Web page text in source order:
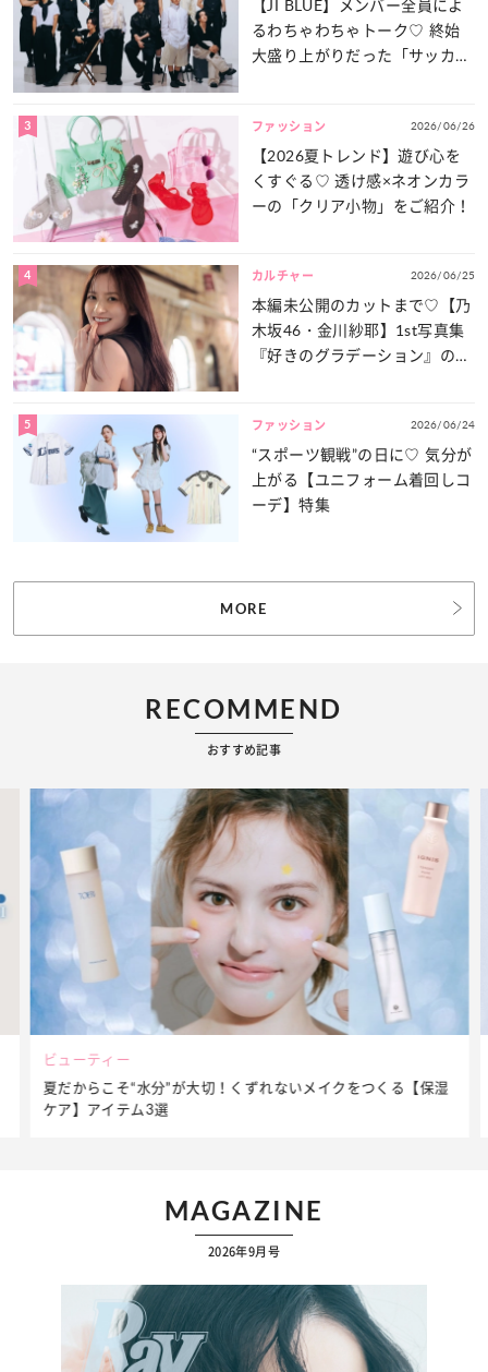
【JI BLUE】メンバー全員によ
るわちゃわちゃトーク♡ 終始
大盛り上がりだった「サッカー
3 ファッション 2026/06/26
【2026夏トレンド】遊び心を
くすぐる♡ 透け感×ネオンカラ
ーの「クリア小物」をご紹介！
4 カルチャー 2026/06/25
本編未公開のカットまで♡【乃
木坂46・金川紗耶】1st写真集
『好きのグラデーション』の魅
5 ファッション 2026/06/24
“スポーツ観戦”の日に♡ 気分が
上がる【ユニフォーム着回しコ
ーデ】特集
MORE
RECOMMEND
おすすめ記事
ビューティー
夏だからこそ“水分”が大切！くずれないメイクをつくる【保湿
ケア】アイテム3選
MAGAZINE
2026年9月号